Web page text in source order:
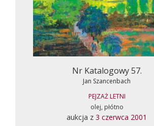
Nr Katalogowy 57.
Jan Szancenbach
PEJZAŻ LETNI
olej, płótno
aukcja z 3 czerwca 2001